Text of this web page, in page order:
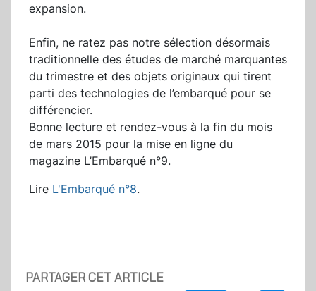
expansion.
Enfin, ne ratez pas notre sélection désormais
traditionnelle des études de marché marquantes
du trimestre et des objets originaux qui tirent
parti des technologies de l’embarqué pour se
différencier.
Bonne lecture et rendez-vous à la fin du mois
de mars 2015 pour la mise en ligne du
magazine L’Embarqué n°9.
Lire L'Embarqué n°8.
PARTAGER CET ARTICLE